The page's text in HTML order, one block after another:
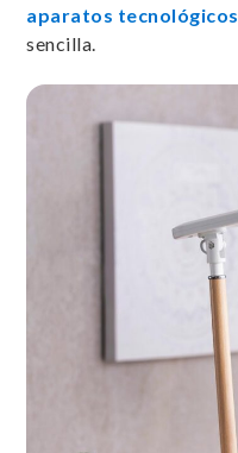
aparatos tecnológicos
sencilla.